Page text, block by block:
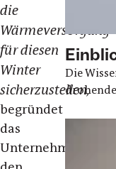
die
Wärmeversorgung
für diesen
Winter
sicherzustellen,
begründet
das
Unternehmen
Die